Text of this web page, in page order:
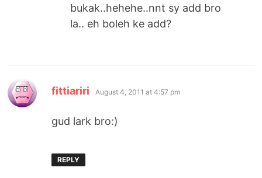
bukak..hehehe..nnt sy add bro
la.. eh boleh ke add?
fittiariri says:
August 4, 2011 at 4:57 pm
gud lark bro:)
REPLY